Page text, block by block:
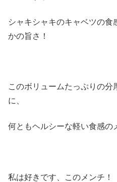
シャキシャキのキャベツの
かの旨さ！
このボリュームたっぷりの
に、
何ともヘルシーな軽い食感の
私は好きです、このメンチ！